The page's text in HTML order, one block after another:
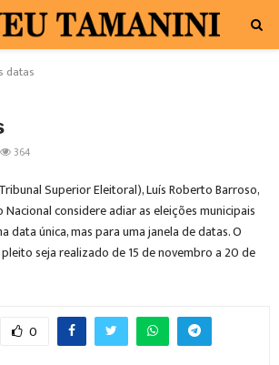
datas
364
Superior Eleitoral), Luís Roberto Barroso,
considere adiar as eleições municipais
data única, mas para uma janela de datas. O
seja realizado de 15 de novembro a 20 de
0